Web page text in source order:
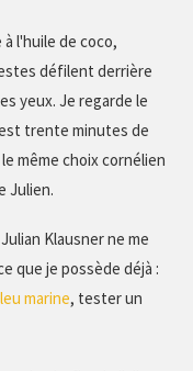
l'huile de coco,
défilent derrière
yeux. Je regarde le
trente minutes de
même choix cornélien
Julien.
Klausner ne me
que je possède déjà :
marine, tester un